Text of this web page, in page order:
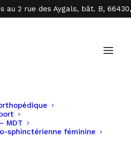
au 2 rue des Aygals, bât. B,
MDT
sphinctérienne féminine